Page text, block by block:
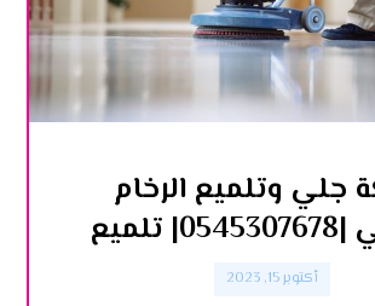
جلي وتلميع الرخام
تلميع
أكتوبر 15, 2023